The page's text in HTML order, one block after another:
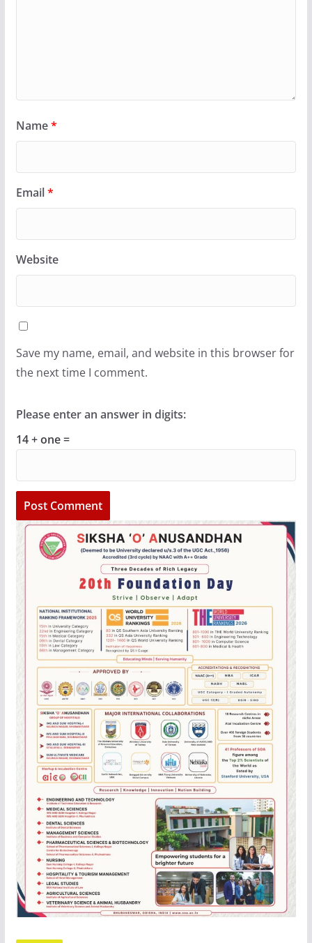
Name*
Email*
Website
Save my name, email, and website in this browser for
the next time I comment.
Please enter an answer in digits:
14 + one =